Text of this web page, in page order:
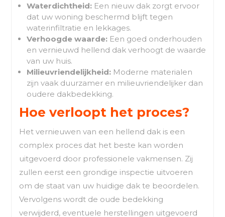
Waterdichtheid: Een nieuw dak zorgt ervoor
dat uw woning beschermd blijft tegen
waterinfiltratie en lekkages.
Verhoogde waarde: Een goed onderhouden
en vernieuwd hellend dak verhoogt de waarde
van uw huis.
Milieuvriendelijkheid: Moderne materialen
zijn vaak duurzamer en milieuvriendelijker dan
oudere dakbedekking.
Hoe verloopt het proces?
Het vernieuwen van een hellend dak is een
complex proces dat het beste kan worden
uitgevoerd door professionele vakmensen. Zij
zullen eerst een grondige inspectie uitvoeren
om de staat van uw huidige dak te beoordelen.
Vervolgens wordt de oude bedekking
verwijderd, eventuele herstellingen uitgevoerd